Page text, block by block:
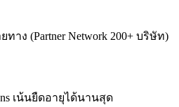
ทาง (Partner Network 200+ บริษัท)
เน้นยืดอายุได้นานสุด